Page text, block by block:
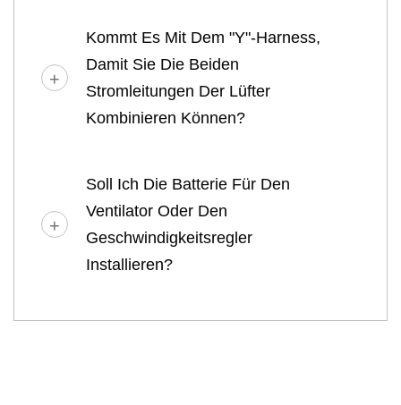
Kommt Es Mit Dem "Y"-Harness,
Damit Sie Die Beiden
Stromleitungen Der Lüfter
Kombinieren Können?
Soll Ich Die Batterie Für Den
Ventilator Oder Den
Geschwindigkeitsregler
Installieren?